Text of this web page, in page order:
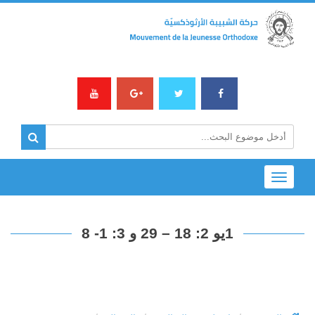
Toggle
navigation
1يو 2: 18 – 29 و 3: 1- 8